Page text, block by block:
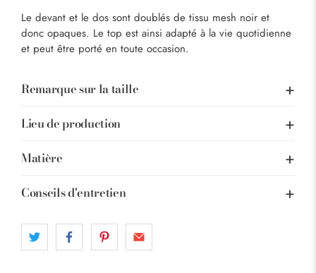
Le devant et le dos sont doublés de tissu mesh noir et
donc opaques. Le top est ainsi adapté à la vie quotidienne
et peut être porté en toute occasion.
Remarque sur la taille
Lieu de production
Matière
Conseils d'entretien